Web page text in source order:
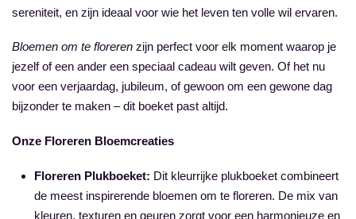
sereniteit, en zijn ideaal voor wie het leven ten volle wil ervaren.
Bloemen om te floreren zijn perfect voor elk moment waarop je
jezelf of een ander een speciaal cadeau wilt geven. Of het nu
voor een verjaardag, jubileum, of gewoon om een gewone dag
bijzonder te maken – dit boeket past altijd.
Onze Floreren Bloemcreaties
Floreren Plukboeket: Dit kleurrijke plukboeket combineert
de meest inspirerende bloemen om te floreren. De mix van
kleuren, texturen en geuren zorgt voor een harmonieuze en